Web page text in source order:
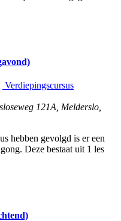
Verdiepingscursus
121A, Melderslo,
hebben gevolgd is er een
Deze bestaat uit 1 les